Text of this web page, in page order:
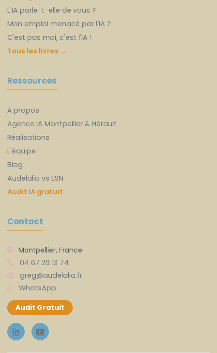
L'IA parle-t-elle de vous ?
Mon emploi menacé par l'IA ?
C'est pas moi, c'est l'IA !
Tous les livres →
Ressources
À propos
Agence IA Montpellier & Hérault
Réalisations
L'équipe
Blog
Audelalia vs ESN
Audit IA gratuit
Contact
Montpellier, France
04 67 29 13 74
greg@audelalia.fr
WhatsApp
Audit Gratuit